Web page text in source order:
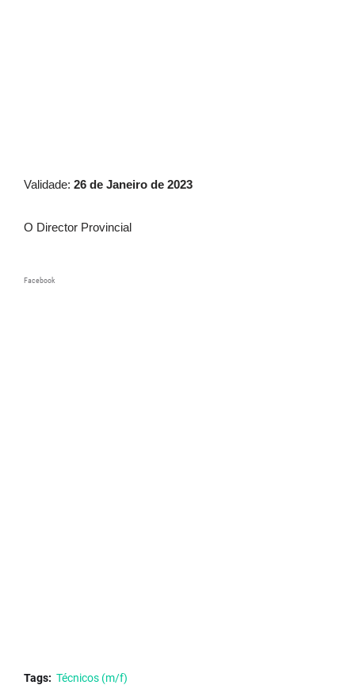
Validade: 26 de Janeiro de 2023
O Director Provincial
Facebook
Tags: Técnicos (m/f)